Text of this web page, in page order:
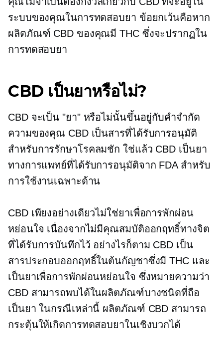
ระบบของคุณในการทดสอบยา ข้อยกเว้นคือหาก
ผลิตภัณฑ์ CBD ของคุณมี THC ซึ่งจะปรากฏใน
การทดสอบยา
CBD เป็นยาหรือไม่?
CBD จะเป็น "ยา" หรือไม่นั้นขึ้นอยู่กับคำจำกัด
ความของคุณ CBD เป็นสารที่ได้รับการอนุมัติ
สำหรับการรักษาโรคลมชัก ใช่แล้ว CBD เป็นยา
ทางการแพทย์ที่ได้รับการอนุมัติจาก FDA สำหรับ
การใช้งานเฉพาะด้าน
CBD เพียงอย่างเดียวไม่ใช่ยาเพื่อการพักผ่อน
หย่อนใจ เนื่องจากไม่มีคุณสมบัติออกฤทธิ์ทางจิต
ที่ได้รับการบันทึกไว้ อย่างไรก็ตาม CBD เป็น
สารประกอบออกฤทธิ์ในต้นกัญชาซึ่งมี THC และ
เป็นยาเพื่อการพักผ่อนหย่อนใจ ซึ่งหมายความว่า
CBD สามารถพบได้ในผลิตภัณฑ์บางชนิดที่ถือ
เป็นยา ในกรณีเหล่านี้ ผลิตภัณฑ์ CBD สามารถ
กระตุ้นให้เกิดการทดสอบยาในเชิงบวกได้